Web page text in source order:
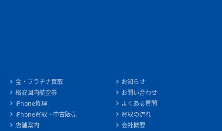
金・プラチナ買取
格安国内航空券
iPhone修理
iPhone買取・中古販売
店舗案内
お知らせ
お問い合わせ
よくある質問
買取の流れ
会社概要